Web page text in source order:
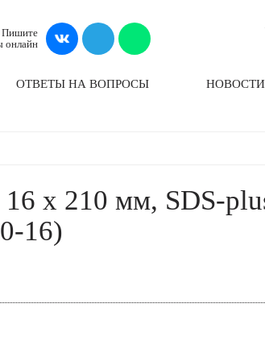
Пишите
онлайн
ОТВЕТЫ НА ВОПРОСЫ НОВОСТИ
х 210 мм, SDS-
16)